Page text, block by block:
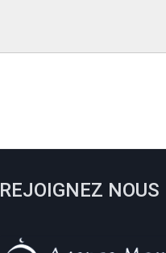
REJOIGNEZ NOUS